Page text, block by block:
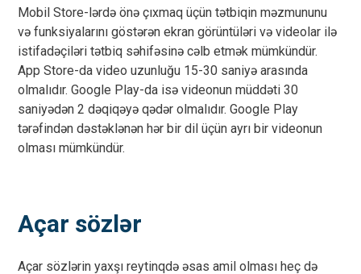
Mobil Store-lərdə önə çıxmaq üçün tətbiqin məzmununu
və funksiyalarını göstərən ekran görüntüləri və videolar ilə
istifadəçiləri tətbiq səhifəsinə cəlb etmək mümkündür.
App Store-da video uzunluğu 15-30 saniyə arasında
olmalıdır. Google Play-da isə videonun müddəti 30
saniyədən 2 dəqiqəyə qədər olmalıdır. Google Play
tərəfindən dəstəklənən hər bir dil üçün ayrı bir videonun
olması mümkündür.
Açar sözlər
Açar sözlərin yaxşı reytinqdə əsas amil olması heç də